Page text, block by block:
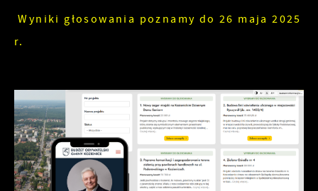
Wyniki głosowania poznamy do 26 maja 2025
r.